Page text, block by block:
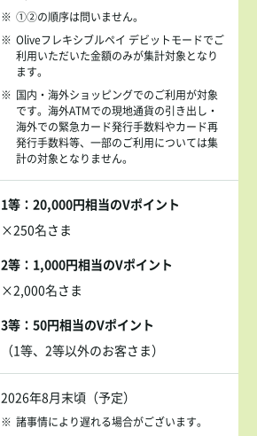
※ ①②の順序は問いません。
※ Oliveフレキシブルペイ デビットモードでご
利用いただいた金額のみが集計対象となり
ます。
※ 国内・海外ショッピングでのご利用が対象
です。海外ATMでの現地通貨の引き出し・
海外での緊急カード発行手数料やカード再
発行手数料等、一部のご利用については集
計の対象となりません。
1等：20,000円相当のVポイント
×250名さま
2等：1,000円相当のVポイント
×2,000名さま
3等：50円相当のVポイント
（1等、2等以外のお客さま）
2026年8月末頃（予定）
※ 諸事情により遅れる場合がございます。